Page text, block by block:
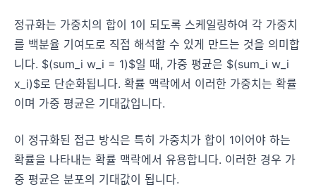
정규화는 가중치의 합이 1이 되도록 스케일링하여 각 가중치
를 백분율 기여도로 직접 해석할 수 있게 만드는 것을 의미합
니다. $(sum_i w_i = 1)$일 때, 가중 평균은 $(sum_i w_i
x_i)$로 단순화됩니다. 확률 맥락에서 이러한 가중치는 확률
이며 가중 평균은 기대값입니다.
이 정규화된 접근 방식은 특히 가중치가 합이 1이어야 하는
확률을 나타내는 확률 맥락에서 유용합니다. 이러한 경우 가
중 평균은 분포의 기대값이 됩니다.